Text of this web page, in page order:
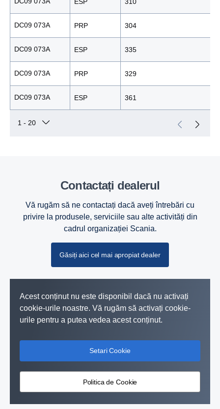
DC09 073A PRP 304
DC09 073A ESP 335
DC09 073A PRP 329
DC09 073A ESP 361
Contactați dealerul
Vă rugăm să ne contactați dacă aveți întrebări cu
privire la produsele, serviciile sau alte activități din
cadrul organizației Scania.
Găsiți aici cel mai apropiat dealer
Acest conținut nu este disponibil dacă nu activați
cookie-urile noastre. Vă rugăm să activați cookie-
urile pentru a putea vedea acest conținut.
Setari Cookie
Politica de Cookie
Sistemele energetice Scania pot fi găsite în centrul utilajelor care
trebuie folosite non-stop, inclusiv buldozere, bărci de patrulă și
grupuri electrogene.